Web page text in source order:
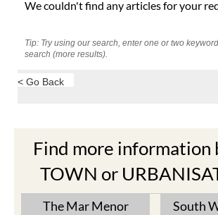
We couldn't find any articles for your
Tip: Try using our search, enter one or two
search (more results).
< Go Back
Find more information
TOWN or
The Mar Menor South